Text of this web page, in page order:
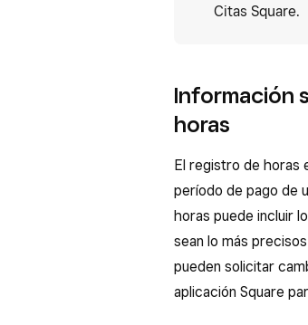
Citas Square.
Información
horas
El registro de horas
período de pago de
horas puede incluir
sean lo más
pueden solicitar
aplicación Square